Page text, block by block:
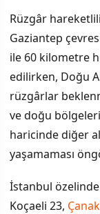
Rüzgâr
Gaziantep
ile 60 kilometre
edilirken, Doğu
rüzgârlar
ve doğu
haricinde diğer
yaşamaması
İstanbul özelinde
Koçaeli 23,